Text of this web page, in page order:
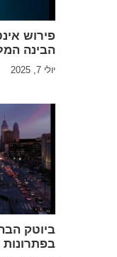
פירוש
הבינה
יולי 7, 2025
ביוטק
בפתרונות